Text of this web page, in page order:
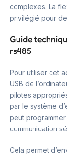
complexes. La
privilégié pour
Guide
rs485
Pour utiliser cet
USB de
pilotes
par le système
peut programmer
communication
Cela permet